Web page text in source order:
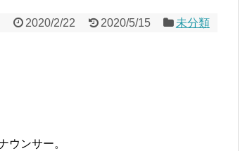
2020/2/22 2020/5/15 未分類
ウンサー。